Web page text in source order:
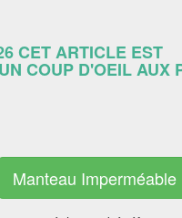
CET ARTICLE EST
COUP D'OEIL AUX
Manteau Imperméable